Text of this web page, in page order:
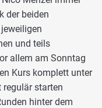
der beiden
und teils
allem am Sonntag
Kurs komplett unter
regulär starten
hinter dem